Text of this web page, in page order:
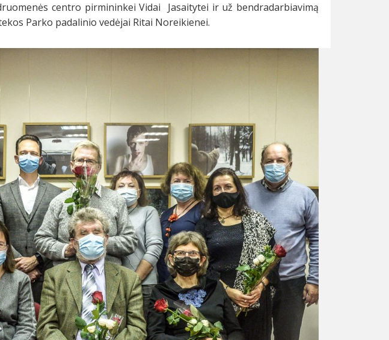
centro pirmininkei Vidai Jasaitytei ir už bendradarbiavimą
Parko padalinio vedėjai Ritai Noreikienei.